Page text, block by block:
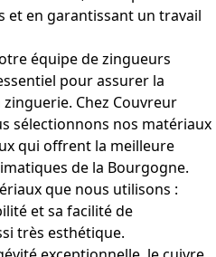
et en garantissant un travail
équipe de zingueurs
pour assurer la
Chez Couvreur
sélectionnons nos matériaux
qui offrent la meilleure
de la Bourgogne.
que nous utilisons :
et sa facilité de
très esthétique.